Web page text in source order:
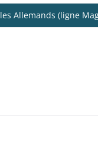
Allemands (ligne